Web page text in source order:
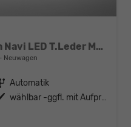
1.3 48V Connecta P.dach Navi LED T.Leder MJ25 AT
Neuwagen
Getriebe Automatik
Außenfarbe
wählbar -ggfl. mit Aufpreis-